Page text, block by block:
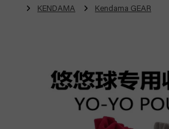
KENDAMA Kendama GEAR